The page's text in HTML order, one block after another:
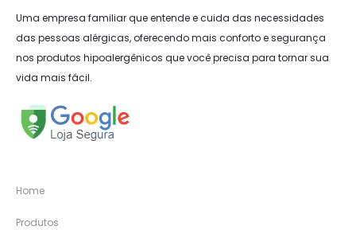
Uma empresa familiar que entende e cuida das necessidades
das pessoas alérgicas, oferecendo mais conforto e segurança
nos produtos hipoalergênicos que você precisa para tornar sua
vida mais fácil.
Home
Produtos